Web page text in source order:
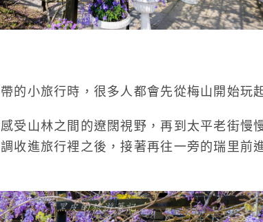
的小旅行時，很多人都會先從梅山開始玩
受山林之間的遼闊視野，再到太平老街慢
收進旅行裡之後，接著再往一旁的瑞里前